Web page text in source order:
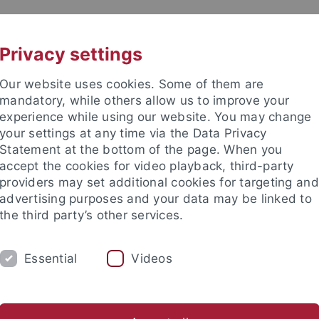
FORSCHUNG
Zentren und Institute Nachwuchsförderung
Privacy settings
Our website uses cookies. Some of them are
mandatory, while others allow us to improve your
experience while using our website. You may change
your settings at any time via the Data Privacy
Statement at the bottom of the page. When you
accept the cookies for video playback, third-party
providers may set additional cookies for targeting and
advertising purposes and your data may be linked to
the third party’s other services.
Essential Videos